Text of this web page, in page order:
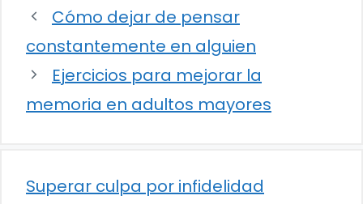
Cómo dejar de pensar
constantemente en alguien
Ejercicios para mejorar la
memoria en adultos mayores
Superar culpa por infidelidad